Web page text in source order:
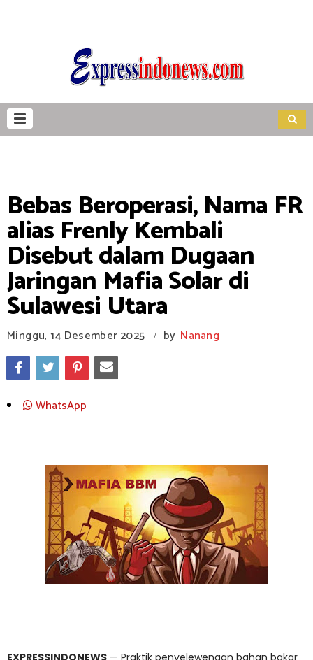
Bebas Beroperasi, Nama FR
alias Frenly Kembali
Disebut dalam Dugaan
Jaringan Mafia Solar di
Sulawesi Utara
Minggu, 14 Desember 2025 / by Nanang
WhatsApp
EXPRESSINDONEWS — Praktik penyelewengan bahan bakar